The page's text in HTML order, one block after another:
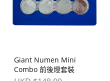
Giant Numen Mini
Combo 前後燈套裝